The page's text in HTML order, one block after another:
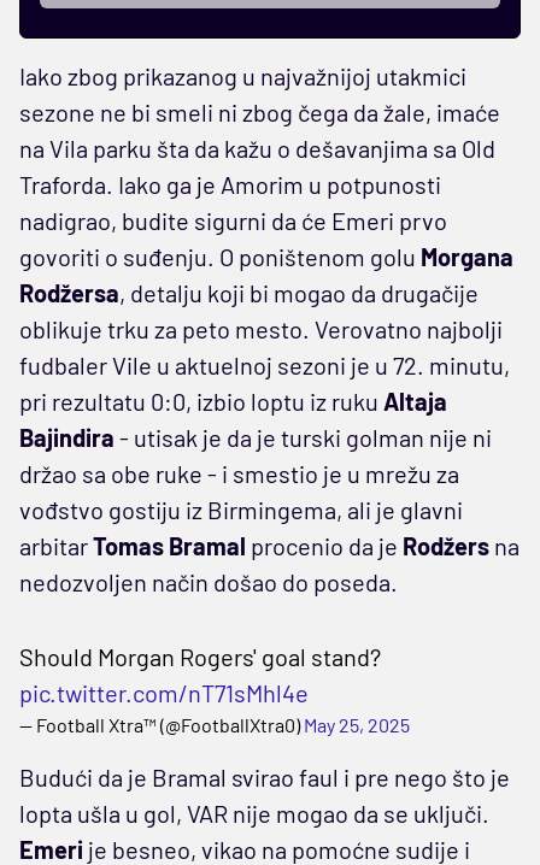
Iako zbog prikazanog u najvažnijoj utakmici
sezone ne bi smeli ni zbog čega da žale, imaće
na Vila parku šta da kažu o dešavanjima sa Old
Traforda. Iako ga je Amorim u potpunosti
nadigrao, budite sigurni da će Emeri prvo
govoriti o suđenju. O poništenom golu Morgana
Rodžersa, detalju koji bi mogao da drugačije
oblikuje trku za peto mesto. Verovatno najbolji
fudbaler Vile u aktuelnoj sezoni je u 72. minutu,
pri rezultatu 0:0, izbio loptu iz ruku Altaja
Bajindira - utisak je da je turski golman nije ni
držao sa obe ruke - i smestio je u mrežu za
vođstvo gostiju iz Birmingema, ali je glavni
arbitarTomas Bramal procenio da je Rodžers na
nedozvoljen način došao do poseda.
Should Morgan Rogers' goal stand?
pic.twitter.com/nT71sMhl4e
— Football Xtra™ (@FootballXtra0)May 25, 2025
Budući da je Bramal svirao faul i pre nego što je
lopta ušla u gol, VAR nije mogao da se uključi.
Emeri je besneo, vikao na pomoćne sudije i